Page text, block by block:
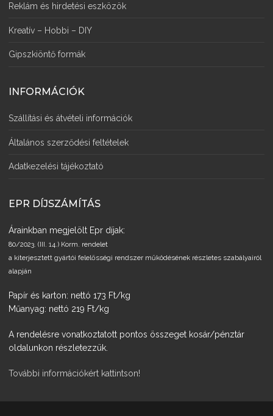
Reklám és hirdetési eszközök
Kreatív – Hobbi – DIY
Gipszkiöntő formák
INFORMÁCIÓK
Szállítási és átvételi információk
Általános szerződési feltételek
Adatkezelési tájékoztató
EPR DÍJSZÁMÍTÁS
Árainkban megjelölt Epr díjak:
80/2023. (III. 14.) Korm. rendelet
a kiterjesztett gyártói felelősségi rendszer működésének részletes szabályairól
alapján
Papír és karton: nettó 173 Ft/kg
Műanyag: nettó 219 Ft/kg
A rendelésre vonatkoztatott pontos összeget kosár/pénztár
oldalunkon részletezzük.
További információkért kattintson!